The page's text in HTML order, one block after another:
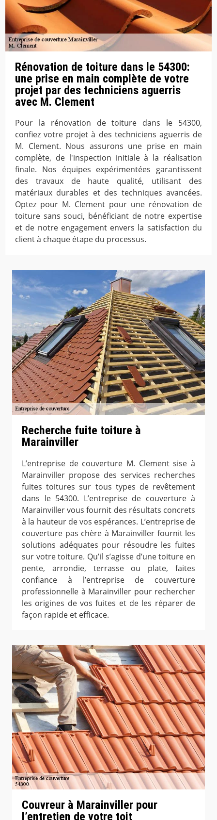
Rénovation de toiture dans le 54300:
une prise en main complète de votre
projet par des techniciens aguerris
avec M. Clement
Pour la rénovation de toiture dans le 54300,
confiez votre projet à des techniciens aguerris de
M. Clement. Nous assurons une prise en main
complète, de l'inspection initiale à la réalisation
finale. Nos équipes expérimentées garantissent
des travaux de haute qualité, utilisant des
matériaux durables et des techniques avancées.
Optez pour M. Clement pour une rénovation de
toiture sans souci, bénéficiant de notre expertise
et de notre engagement envers la satisfaction du
client à chaque étape du processus.
Recherche fuite toiture à
Marainviller
L’entreprise de couverture M. Clement sise à
Marainviller propose des services recherches
fuites toitures sur tous types de revêtement
dans le 54300. L’entreprise de couverture à
Marainviller vous fournit des résultats concrets
à la hauteur de vos espérances. L’entreprise de
couverture pas chère à Marainviller fournit les
solutions adéquates pour résoudre les fuites
sur votre toiture. Qu’il s’agisse d’une toiture en
pente, arrondie, terrasse ou plate, faites
confiance à l’entreprise de couverture
professionnelle à Marainviller pour rechercher
les origines de vos fuites et de les réparer de
façon rapide et efficace.
Couvreur à Marainviller pour
l’entretien de votre toit